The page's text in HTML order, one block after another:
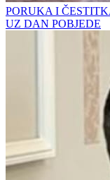
PORUKA I
UZ DAN POBJEDE